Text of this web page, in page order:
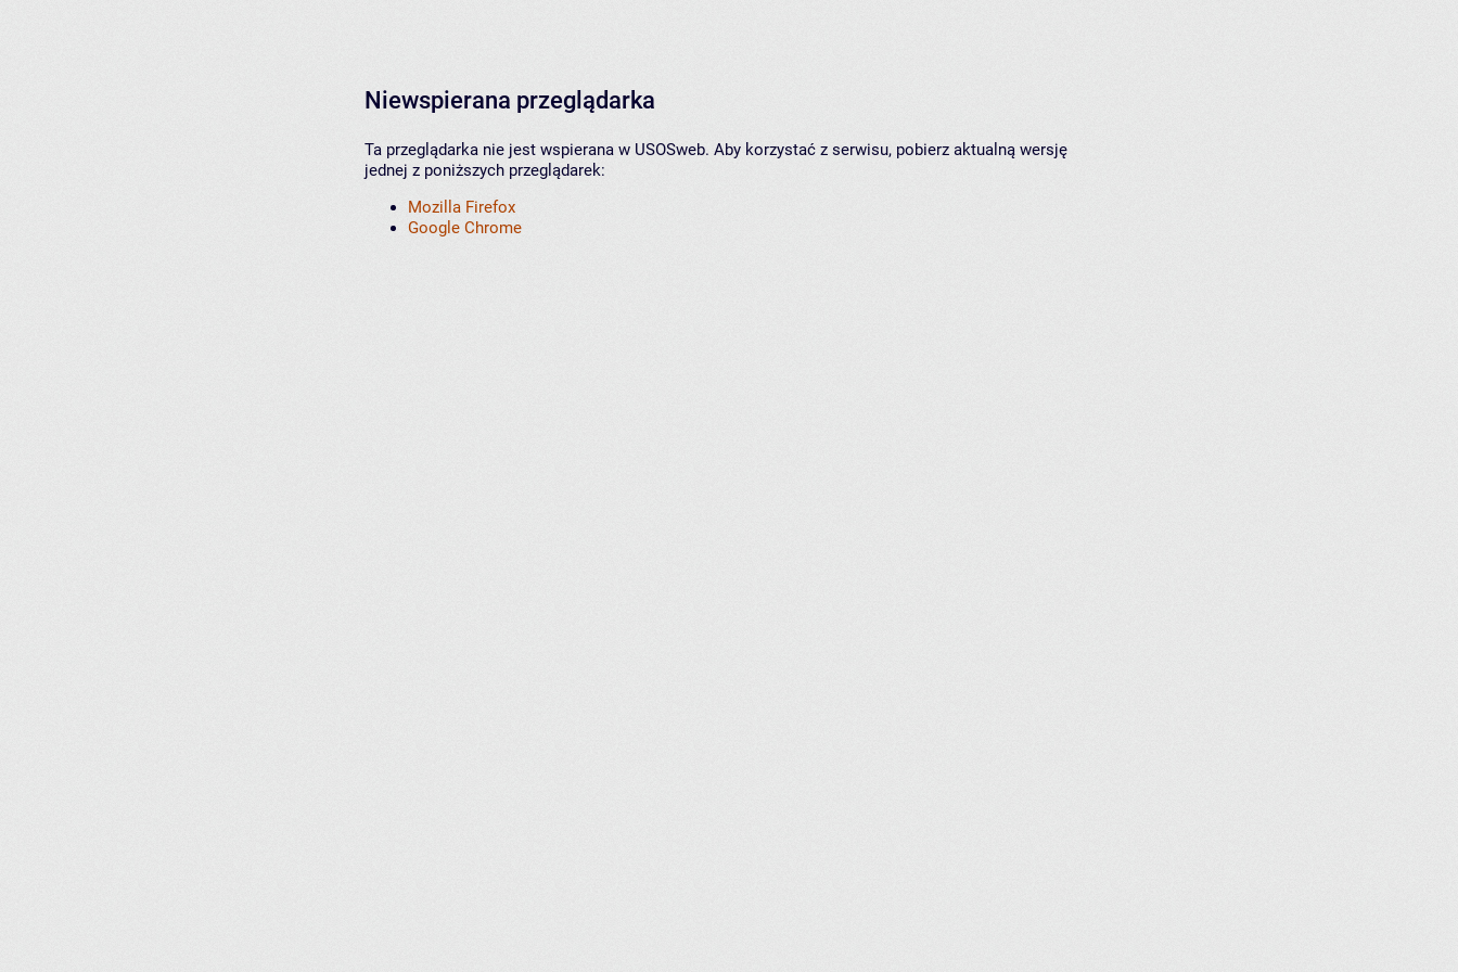
Niewspierana przeglądarka
Ta przeglądarka nie jest wspierana w USOSweb. Aby korzystać z serwisu, pobierz aktualną wersję
jednej z poniższych przeglądarek:
Mozilla Firefox
Google Chrome